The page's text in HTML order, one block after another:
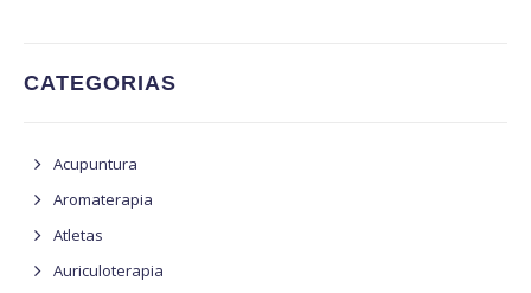
CATEGORIAS
Acupuntura
Aromaterapia
Atletas
Auriculoterapia